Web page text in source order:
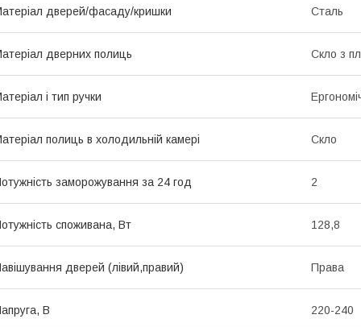
дверей/фасаду/кришки Сталь
дверних полиць Скло з
і тип ручки
полиць в холодильній камері Скло
заморожування за 24 год 2
споживана, Вт 128,8
дверей (лівий,правий) Права
В 220-240